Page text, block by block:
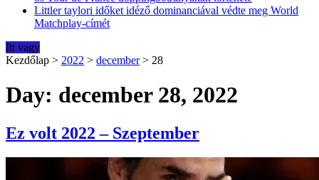
Littler taylori időket idéző dominanciával védte meg World
Matchplay-címét
Itt vagy
Kezdőlap > 2022 > december > 28
Day: december 28, 2022
Ez volt 2022 – Szeptember